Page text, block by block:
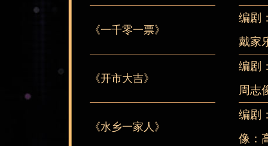
《一千零一票》
编剧
戴家
《开市大吉》
编剧
周志
《水乡一家人》
编剧
像：